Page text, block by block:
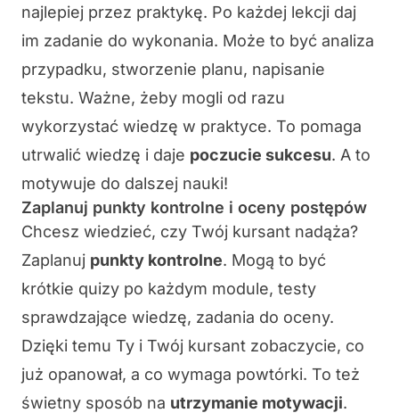
najlepiej przez praktykę. Po każdej lekcji daj
im zadanie do wykonania. Może to być analiza
przypadku, stworzenie planu, napisanie
tekstu. Ważne, żeby mogli od razu
wykorzystać wiedzę w praktyce. To pomaga
utrwalić wiedzę i daje poczucie sukcesu. A to
motywuje do dalszej nauki!
Zaplanuj punkty kontrolne i oceny postępów
Chcesz wiedzieć, czy Twój kursant nadąża?
Zaplanuj punkty kontrolne. Mogą to być
krótkie quizy po każdym module, testy
sprawdzające wiedzę, zadania do oceny.
Dzięki temu Ty i Twój kursant zobaczycie, co
już opanował, a co wymaga powtórki. To też
świetny sposób na utrzymanie motywacji.